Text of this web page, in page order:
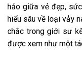
hảo giữa vẻ đẹp,
hiểu sâu về loại vảy
chắc trong giới sư
được xem như một